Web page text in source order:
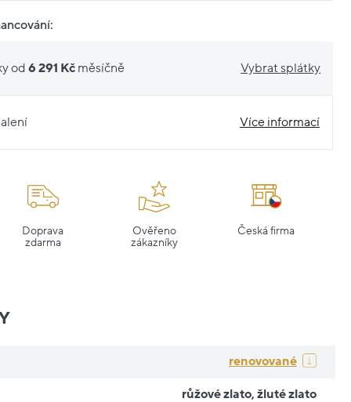
od6 291 Kč měsíčně Vybrat splátky
Více informací
Doprava
zdarma
Ověřeno
zákazníky
Česká firma
renovované
růžové zlato, žluté zlato